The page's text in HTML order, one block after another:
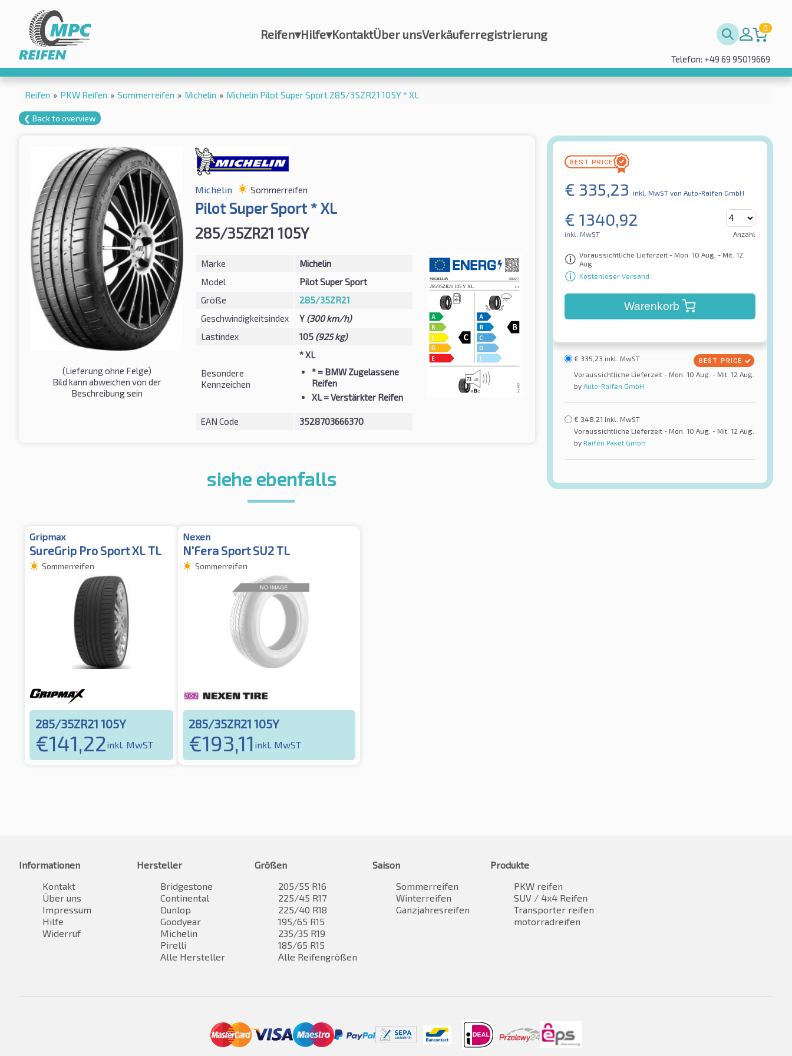
Reifen▾Hilfe▾KontaktÜber unsVerkäuferregistrierung 0
Telefon: +49 69 95019669
Reifen » PKW Reifen » Sommerreifen » Michelin » Michelin Pilot Super Sport 285/35ZR21 105Y * XL
❮ Back to overview
(Lieferung ohne Felge)
Bild kann abweichen von der
Beschreibung sein
Michelin Sommerreifen
Pilot Super Sport * XL
285/35ZR21 105Y
Marke
Michelin
Model
Pilot Super Sport
Größe
285/35ZR21
Geschwindigkeitsindex
Y (300 km/h)
Lastindex
105 (925 kg)
Besondere
Kennzeichen
* XL
*= BMW Zugelassene
Reifen
XL= Verstärkter Reifen
EAN Code 3528703666370
€ 335,23 inkl. MwST von Auto-Raifen GmbH
€ 1340,92
inkl. MwST Anzahl
Voraussichtliche Lieferzeit - Mon. 10 Aug. - Mit. 12
Aug.
Kostenloser Versand
Warenkorb
€ 335,23 inkl. MwST
Voraussichtliche Lieferzeit - Mon. 10 Aug. - Mit. 12 Aug.
by Auto-Raifen GmbH
€ 348,21 inkl. MwST
Voraussichtliche Lieferzeit - Mon. 10 Aug. - Mit. 12 Aug.
by Raifen Paket GmbH
siehe ebenfalls
Gripmax
SureGrip Pro Sport XL TL
Sommerreifen
285/35ZR21 105Y
€141,22inkl. MwST
Nexen
N'Fera Sport SU2 TL
Sommerreifen
285/35ZR21 105Y
€193,11 inkl. MwST
Informationen
Kontakt
Über uns
Impressum
Hilfe
Widerruf
Hersteller
Bridgestone
Continental
Dunlop
Goodyear
Michelin
Pirelli
Alle Hersteller
Größen
205/55 R16
225/45 R17
225/40 R18
195/65 R15
235/35 R19
185/65 R15
Alle Reifengrößen
Saison
Sommerreifen
Winterreifen
Ganzjahresreifen
Produkte
PKW reifen
SUV / 4x4 Reifen
Transporter reifen
motorradreifen